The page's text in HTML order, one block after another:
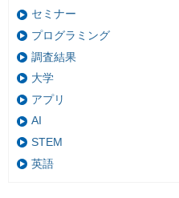
セミナー
プログラミング
調査結果
大学
アプリ
AI
STEM
英語